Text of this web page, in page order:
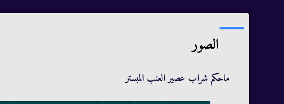
الصور
ماحكم شراب عصير العنب المبستر